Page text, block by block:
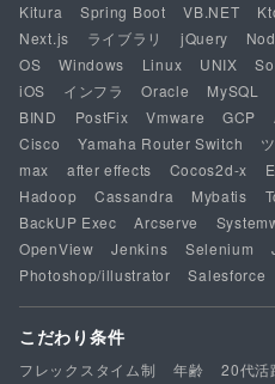
Kitura
Spring Boot VB.NET
Next.js
ライブラリ jQuery
OS
Windows Linux UNIX
iOS
インフラ Oracle MySQL
BIND
PostFix Vmware GCP
Cisco
Yamaha Router Switch
max
after effects Cocos2d-x
Hadoop
Cassandra Mybatis
BackUP Exec
Arcserve
OpenView
Jenkins Selenium
Photoshop/illustrator
Salesforce
こだわり条件
フレックスタイム制 年齢 20代活